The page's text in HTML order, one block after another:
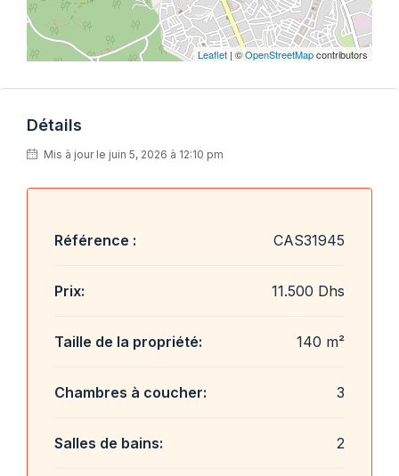
Leaflet | ©OpenStreetMapcontributors
Détails
Mis à jour le juin 5, 2026 à 12:10 pm
Référence : CAS31945
Prix: 11.500 Dhs
Taille de la propriété: 140 m²
Chambres à coucher: 3
Salles de bains: 2